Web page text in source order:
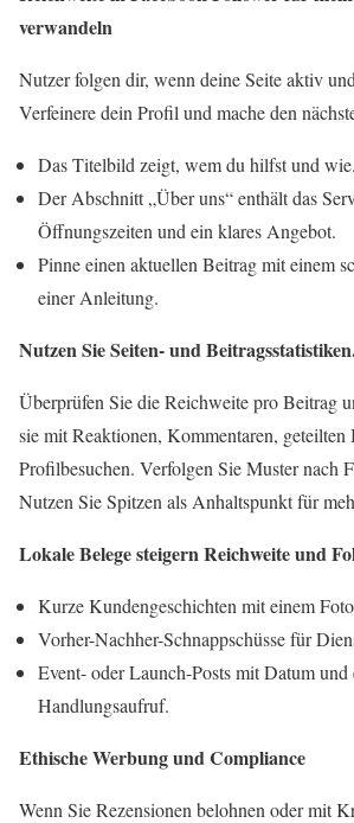
verwandeln
Nutzer folgen dir, wenn deine Seite aktiv
Verfeinere dein Profil und mache den
Das Titelbild zeigt, wem du hilfst und wie.
Der Abschnitt „Über uns“ enthält das
Öffnungszeiten und ein klares Angebot.
Pinne einen aktuellen Beitrag mit einem
einer Anleitung.
Nutzen Sie Seiten- und
Überprüfen Sie die Reichweite pro Beitrag
sie mit Reaktionen, Kommentaren, geteilten
Profilbesuchen. Verfolgen Sie Muster nach
Nutzen Sie Spitzen als Anhaltspunkt für
Lokale Belege steigern Reichweite und
Kurze Kundengeschichten mit einem
Vorher-Nachher-Schnappschüsse für
Event- oder Launch-Posts mit Datum und
Handlungsaufruf.
Ethische Werbung und Compliance
Wenn Sie Rezensionen belohnen oder mit